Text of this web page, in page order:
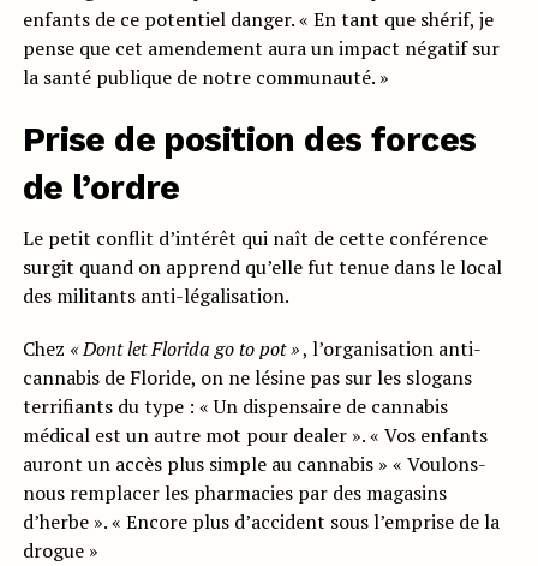
enfants de ce potentiel danger. « En tant que shérif, je
pense que cet amendement aura un impact négatif sur
la santé publique de notre communauté. »
Prise de position des forces
de l’ordre
Le petit conflit d’intérêt qui naît de cette conférence
surgit quand on apprend qu’elle fut tenue dans le local
des militants anti-légalisation.
Chez « Dont let Florida go to pot », l’organisation anti-
cannabis de Floride, on ne lésine pas sur les slogans
terrifiants du type : « Un dispensaire de cannabis
médical est un autre mot pour dealer ». « Vos enfants
auront un accès plus simple au cannabis » « Voulons-
nous remplacer les pharmacies par des magasins
d’herbe ». « Encore plus d’accident sous l’emprise de la
drogue »